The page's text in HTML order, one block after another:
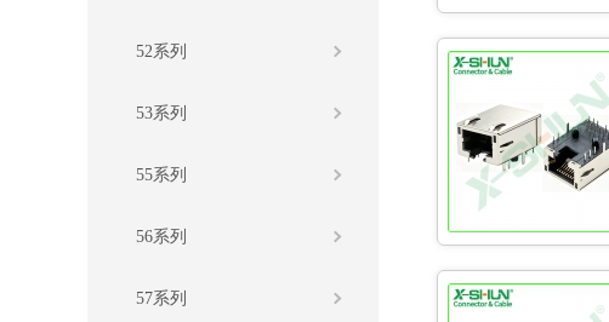
52系列
53系列
55系列
56系列
57系列